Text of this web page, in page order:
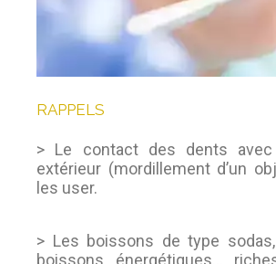
RAPPELS
> Le contact des dents
extérieur (mordillement d’un
les user.
> Les boissons de type
boissons énergétiques…